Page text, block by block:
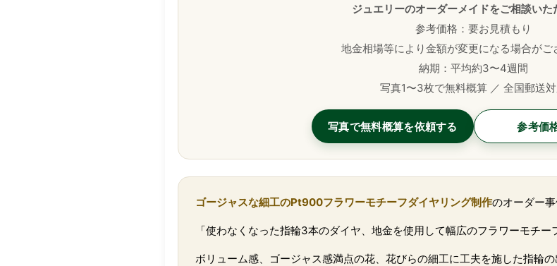
ジュエリーのオーダーメイドをご相談いた
参考価格：要お見積もり
地金相場等により金額が変更になる場合がご
納期：平均約3〜4週間
写真1〜3枚で無料概算 ／ 全国郵送
写真で無料概算を依頼する 参考価
ゴージャスな細工のPt900フラワーモチーフダイヤリング制作のオーダー事
「使わなくなった指輪3本のダイヤ、地金を使用して幅広のフラワーモチー
ボリューム感、ゴージャス感満点の花、花びらの細工に工夫を施した指輪の